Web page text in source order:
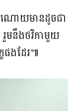
ណោយមានដូចជា
មនឹងថវិកាមួយ
ងដែរ៕